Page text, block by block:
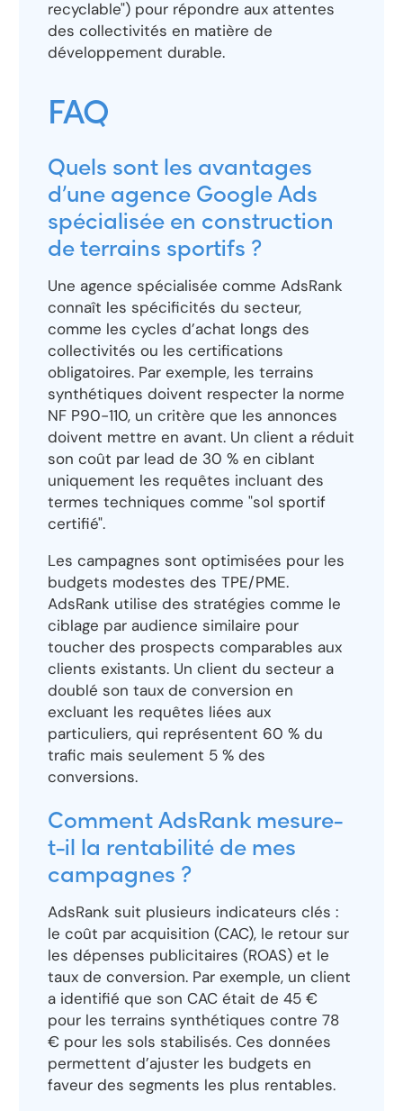
recyclable") pour répondre aux attentes
des collectivités en matière de
développement durable.
FAQ
Quels sont les avantages
d’une agence Google Ads
spécialisée en construction
de terrains sportifs ?
Une agence spécialisée comme AdsRank
connaît les spécificités du secteur,
comme les cycles d’achat longs des
collectivités ou les certifications
obligatoires. Par exemple, les terrains
synthétiques doivent respecter la norme
NF P90-110, un critère que les annonces
doivent mettre en avant. Un client a réduit
son coût par lead de 30 % en ciblant
uniquement les requêtes incluant des
termes techniques comme "sol sportif
certifié".
Les campagnes sont optimisées pour les
budgets modestes des TPE/PME.
AdsRank utilise des stratégies comme le
ciblage par audience similaire pour
toucher des prospects comparables aux
clients existants. Un client du secteur a
doublé son taux de conversion en
excluant les requêtes liées aux
particuliers, qui représentent 60 % du
trafic mais seulement 5 % des
conversions.
Comment AdsRank mesure-
t-il la rentabilité de mes
campagnes ?
AdsRank suit plusieurs indicateurs clés :
le coût par acquisition (CAC), le retour sur
les dépenses publicitaires (ROAS) et le
taux de conversion. Par exemple, un client
a identifié que son CAC était de 45 €
pour les terrains synthétiques contre 78
€ pour les sols stabilisés. Ces données
permettent d’ajuster les budgets en
faveur des segments les plus rentables.